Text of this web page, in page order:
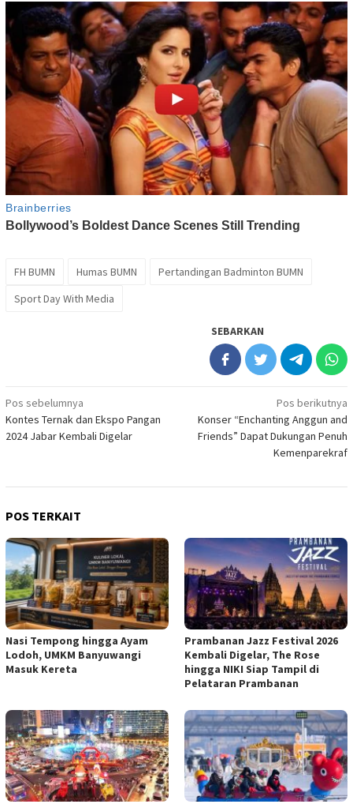
FH BUMN Humas BUMN
Pertandingan Badminton BUMN
Sport Day With Media
SEBARKAN
Navigasi
pos
Pos sebelumnya
Kontes Ternak dan Ekspo Pangan
2024 Jabar Kembali Digelar
Pos berikutnya
Konser “Enchanting Anggun and
Friends” Dapat Dukungan Penuh
Kemenparekraf
POS TERKAIT
Nasi Tempong hingga Ayam
Lodoh, UMKM Banyuwangi
Masuk Kereta
Prambanan Jazz Festival 2026
Kembali Digelar, The Rose
hingga NIKI Siap Tampil di
Pelataran Prambanan